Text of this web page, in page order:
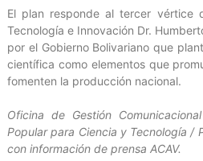
El plan responde al tercer vértice
Tecnología e Innovación Dr.
por el Gobierno Bolivariano que
científica como elementos que
fomenten la producción nacional.
Oficina de Gestión
Popular para Ciencia y Tecnología /
con información de prensa ACAV.